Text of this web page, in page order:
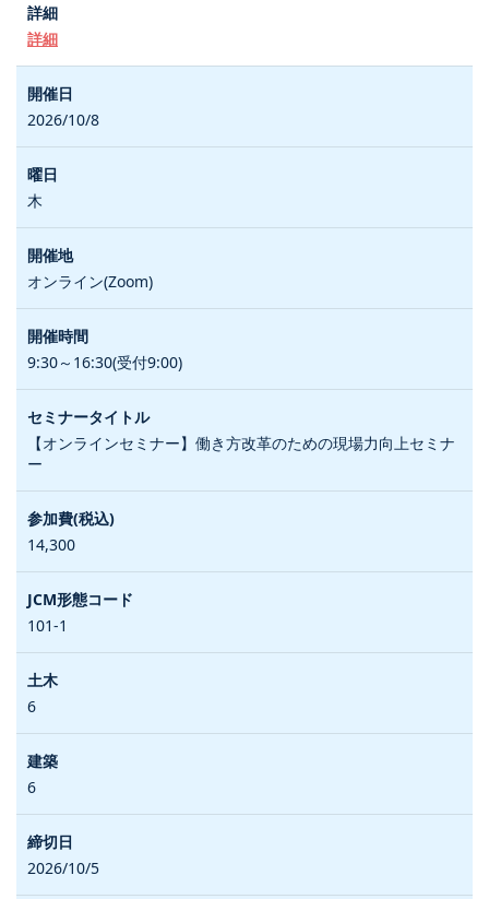
詳細
2026/10/8
木
オンライン(Zoom)
9:30～16:30(受付9:00)
【オンラインセミナー】働き方改革のための現場力向上セミナ
ー
14,300
101-1
6
6
2026/10/5